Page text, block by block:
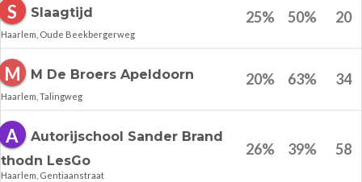
S Slaagtijd
Haarlem, Oude Beekbergerweg
25% 50% 20
M M De Broers Apeldoorn
Haarlem, Talingweg
20% 63% 34
A
Autorijschool Sander Brand
thodn LesGo
Haarlem, Gentiaanstraat
26% 39% 58